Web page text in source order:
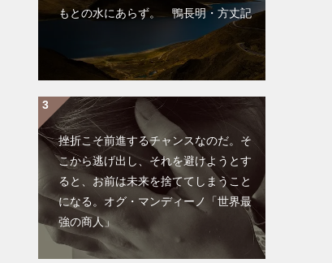
もとの水にあらず。 鴨長明・方丈記
挫折こそ前進するチャンスなのだ。そ
こから逃げ出し、それを避けようとす
ると、お前は未来を捨ててしまうこと
になる。オグ・マンディーノ「世界最
強の商人」